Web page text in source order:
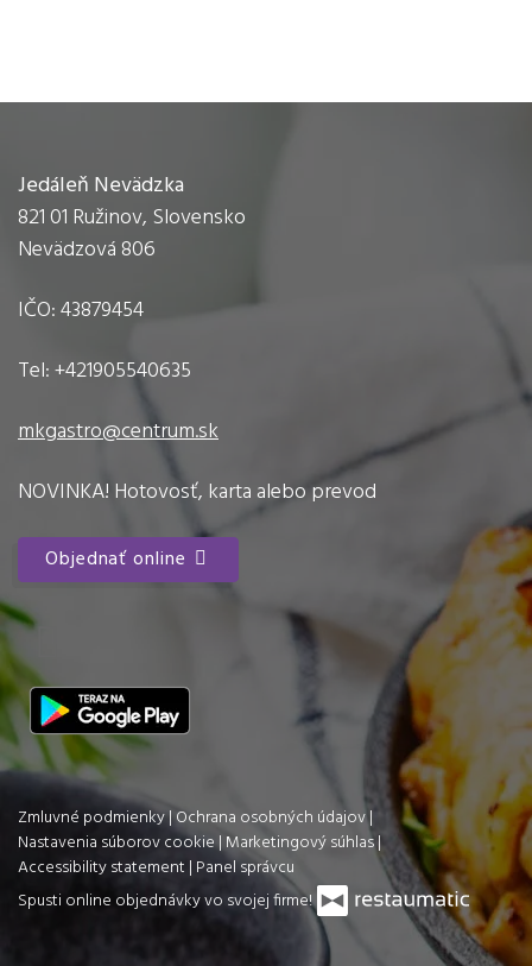
Jedáleň Nevädzka
821 01 Ružinov, Slovensko
Nevädzová 806
IČO:43879454
Tel: +421905540635
mkgastro@centrum.sk
NOVINKA! Hotovosť, karta alebo prevod
Objednať online
Zmluvné podmienky|Ochrana osobných údajov|
Nastavenia súborov cookie|Marketingový súhlas|
Accessibility statement | Panel správcu
Spusti online objednávky vo svojej firme!